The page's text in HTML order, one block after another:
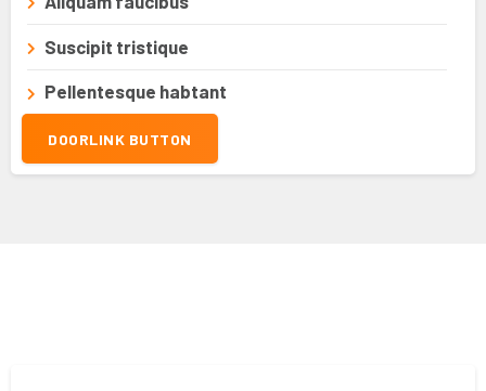
Suscipit tristique
Pellentesque habtant
DOORLINK BUTTON